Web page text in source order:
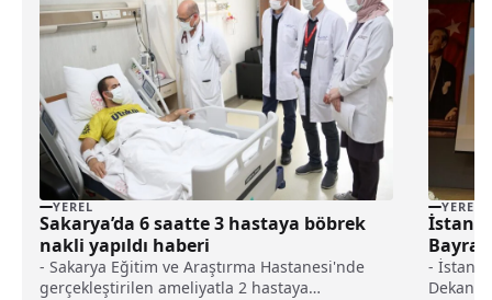
YEREL
Sakarya’da 6 saatte 3 hastaya böbrek
nakli yapıldı haberi
- Sakarya Eğitim ve Araştırma Hastanesi'nde
gerçekleştirilen ameliyatla 2 hastaya
YEREL
-
Dekanı